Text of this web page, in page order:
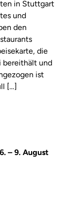
in Stuttgart
und
den
die
bereithält und
ist
[…]
– 9. August